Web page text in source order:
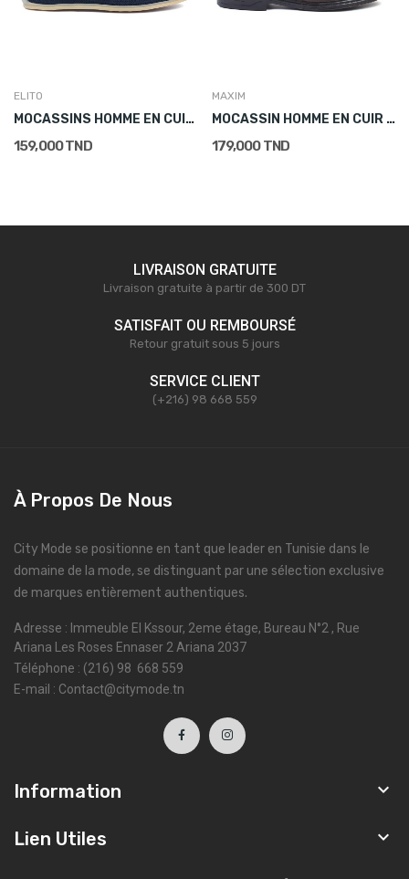
ELITO
MOCASSINS HOMME EN CUIR BLEU MARINE
159,000 TND
MAXIM
MOCASSIN HOMME EN CUIR MARRON
179,000 TND
LIVRAISON GRATUITE
Livraison gratuite à partir de 300 DT
SATISFAIT OU REMBOURSÉ
Retour gratuit sous 5 jours
SERVICE CLIENT
(+216) 98 668 559
À Propos De Nous
City Mode se positionne en tant que leader en Tunisie dans le
domaine de la mode, se distinguant par une sélection exclusive
de marques entièrement authentiques.
Adresse : Immeuble El Kssour, 2eme étage, Bureau N°2 , Rue
Ariana Les Roses Ennaser 2 Ariana 2037
Téléphone : (216) 98 668 559
E-mail : Contact@citymode.tn
Information 
Lien Utiles 